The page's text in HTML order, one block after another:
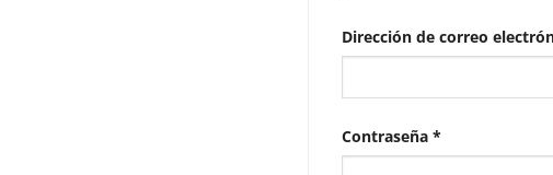
Dirección de correo
Contraseña *Obligatorio